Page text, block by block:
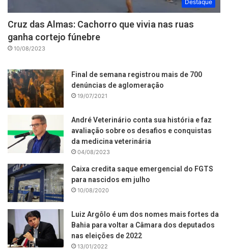
Destaque
Cruz das Almas: Cachorro que vivia nas ruas
ganha cortejo fúnebre
10/08/2023
Final de semana registrou mais de 700
denúncias de aglomeração
19/07/2021
André Veterinário conta sua história e faz
avaliação sobre os desafios e conquistas
da medicina veterinária
04/08/2023
Caixa credita saque emergencial do FGTS
para nascidos em julho
10/08/2020
Luiz Argôlo é um dos nomes mais fortes da
Bahia para voltar a Câmara dos deputados
nas eleições de 2022
13/01/2022